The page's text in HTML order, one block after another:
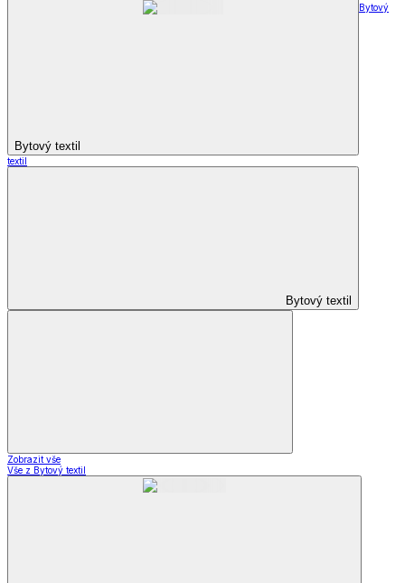
Bytový textil
Bytový
textil
Bytový textil
Zobrazit vše
Vše z Bytový textil